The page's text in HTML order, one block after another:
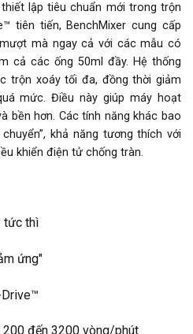
lập tiêu chuẩn mới trong trộn
tiên tiến, BenchMixer cung cấp
mà ngay cả với các mẫu có
cả các ống 50ml đầy. Hệ thống
trộn xoáy tối đa, đồng thời giảm
mức. Điều này giúp máy hoạt
bền hơn. Các tính năng khác bao
khả năng tương thích với
khiển điện tử chống tràn.
tức thì
ứng"
đến 3200 vòng/phút